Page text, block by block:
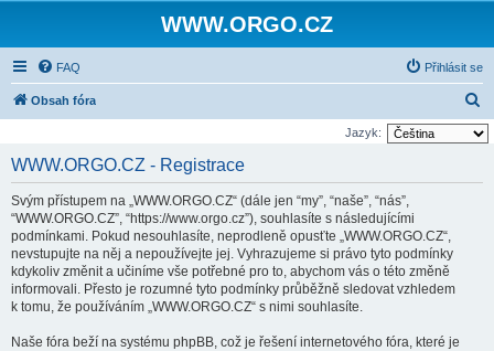
WWW.ORGO.CZ
FAQ Přihlásit se
Obsah fóra
l
Jazyk:
WWW.ORGO.CZ - Registrace
Svým přístupem na „WWW.ORGO.CZ“ (dále jen “my”, “naše”, “nás”,
“WWW.ORGO.CZ”, “https://www.orgo.cz”), souhlasíte s následujícími
podmínkami. Pokud nesouhlasíte, neprodleně opusťte „WWW.ORGO.CZ“,
nevstupujte na něj a nepoužívejte jej. Vyhrazujeme si právo tyto podmínky
kdykoliv změnit a učiníme vše potřebné pro to, abychom vás o této změně
informovali. Přesto je rozumné tyto podmínky průběžně sledovat vzhledem
k tomu, že používáním „WWW.ORGO.CZ“ s nimi souhlasíte.
Naše fóra beží na systému phpBB, což je řešení internetového fóra, které je